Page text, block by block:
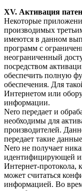
XV. Активация
Некоторые
производимых
имеются в данном
программ с
неограниченный
посредством
обеспечить полную
обеспечения. Для
Интернетом или
информации.
Nero передает и
необходимы для
производителей.
передает такие
Nero не получает
идентифицирующей
Интернет-протокола,
может считаться
информацией. Во